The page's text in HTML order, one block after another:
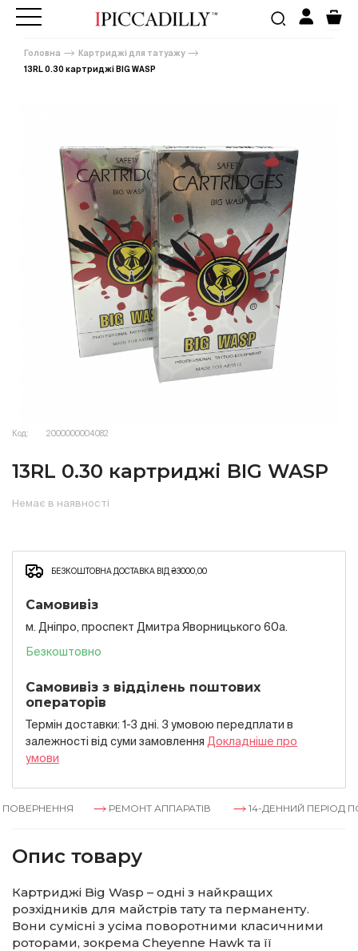
Головна
Картриджі для татуажу
13RL 0.30 картриджі BIG WASP
Код: 2000000004082
13RL 0.30 картриджі BIG WASP
Немає в наявності
БЕЗКОШТОВНА ДОСТАВКА ВІД ₴3000,00
Самовивіз
м. Дніпро, проспект Дмитра Яворницького 60а.
Безкоштовно
Самовивіз з відділень поштових
операторів
Термін доставки: 1-3 дні. З умовою передплати в
залежностi вiд суми замовлення Докладнiше про
умови
РЕМОНТ АППАРАТІВ 14-ДЕННИЙ ПЕРІОД
Опис товару
Картриджі Big Wasp – одні з найкращих
розхідників для майстрів тату та перманенту.
Вони сумісні з усіма поворотними класичними
роторами, зокрема Cheyenne Hawk та її